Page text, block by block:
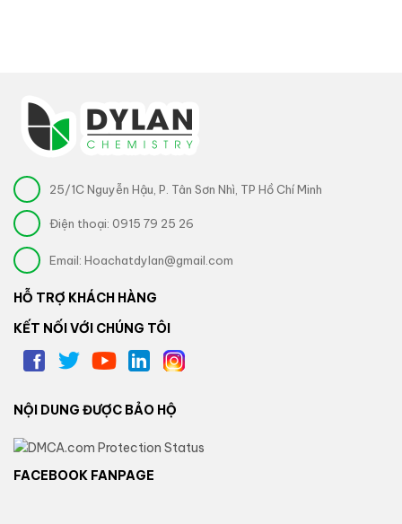
25/1C Nguyễn Hậu, P. Tân Sơn Nhì, TP Hồ Chí Minh
Điện thoại: 0915 79 25 26
Email: Hoachatdylan@gmail.com
HỖ TRỢ KHÁCH HÀNG
KẾT NỐI VỚI CHÚNG TÔI
NỘI DUNG ĐƯỢC BẢO HỘ
FACEBOOK FANPAGE